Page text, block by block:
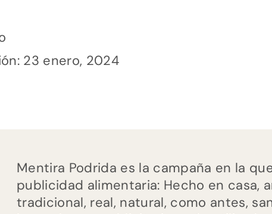
23 enero, 2024
Mentira Podrida es la campaña en la
publicidad alimentaria: Hecho en casa,
tradicional, real, natural, como antes,